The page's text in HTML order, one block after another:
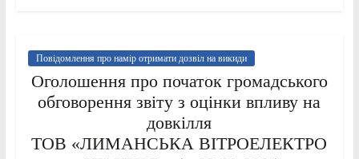
Повідомлення про намір отримати дозвіл на викиди
Оголошення про початок громадського
обговорення звіту з оцінки впливу на
довкілля
ТОВ «ЛИМАНСЬКА ВІТРОЕЛЕКТРО